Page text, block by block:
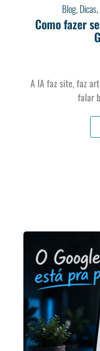
Blog,Dicas,
Como fazer
A IA faz site, faz
falar